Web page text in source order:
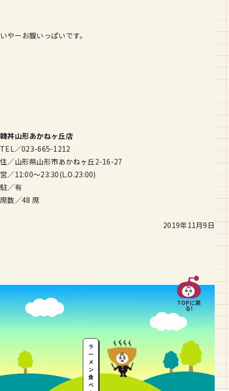
いやーお腹いっぱいです。
韓丼山形あかねヶ丘店
TEL／023-665-1212
住／山形県山形市あかねヶ丘2-16-27
営／11:00～23:30(L.O.23:00)
駐／有
席数／48 席
2019年11月9日
TOPに戻
る!
ラ
ー
メ
ン
食
べ